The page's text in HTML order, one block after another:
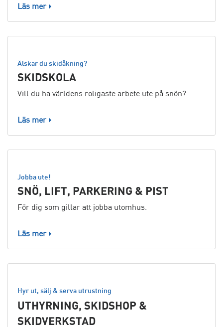
Läs mer
Älskar du skidåkning?
SKIDSKOLA
Vill du ha världens roligaste arbete ute på snön?
Läs mer
Jobba ute!
SNÖ, LIFT, PARKERING & PIST
För dig som gillar att jobba utomhus.
Läs mer
Hyr ut, sälj & serva utrustning
UTHYRNING, SKIDSHOP &
SKIDVERKSTAD